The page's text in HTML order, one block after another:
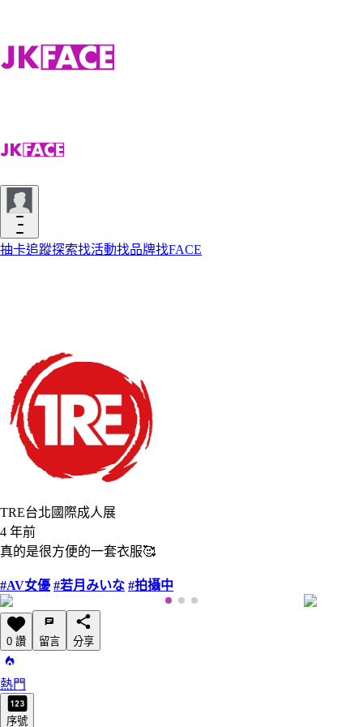
抽卡追蹤探索找活動找品牌找FACE
TRE台北國際成人展
4 年前
真的是很方便的一套衣服🥰
#AV女優 #若月みいな #拍攝中
0 讚 留言 分享
熱門
序號